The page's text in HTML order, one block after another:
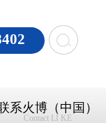
系火博（中国）
Contact LI KE